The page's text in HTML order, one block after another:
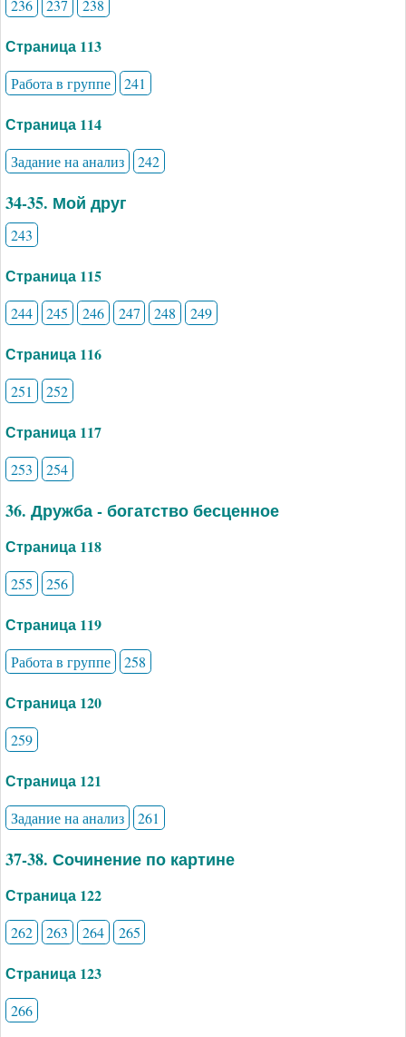
236 237 238
Страница 113
Работа в группе 241
Страница 114
Задание на анализ 242
34-35. Мой друг
243
Страница 115
244 245 246 247 248 249
Страница 116
251 252
Страница 117
253 254
36. Дружба - богатство бесценное
Страница 118
255 256
Страница 119
Работа в группе 258
Страница 120
259
Страница 121
Задание на анализ 261
37-38. Сочинение по картине
Страница 122
262 263 264 265
Страница 123
266